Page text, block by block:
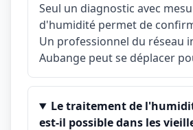
Seul un diagnostic avec
d'humidité permet de
Un professionnel du réseau
Aubange peut se déplacer
Le traitement de
est-il possible dans les